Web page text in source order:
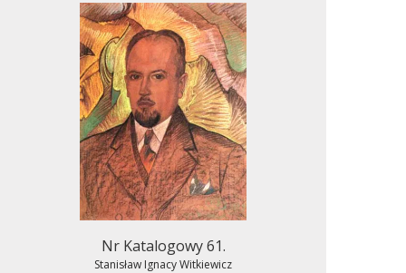
Nr Katalogowy 61.
Stanisław Ignacy Witkiewicz